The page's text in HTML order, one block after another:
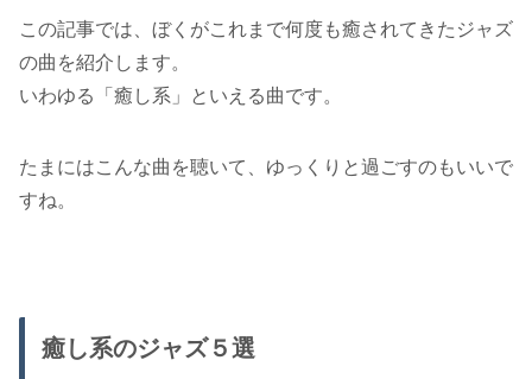
この記事では、ぼくがこれまで何度も癒されてきたジャズ
の曲を紹介します。
いわゆる「癒し系」といえる曲です。
たまにはこんな曲を聴いて、ゆっくりと過ごすのもいいで
すね。
癒し系のジャズ５選